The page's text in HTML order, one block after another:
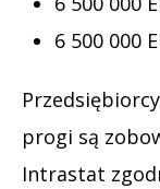
6 500 000
progi są
Intrastat